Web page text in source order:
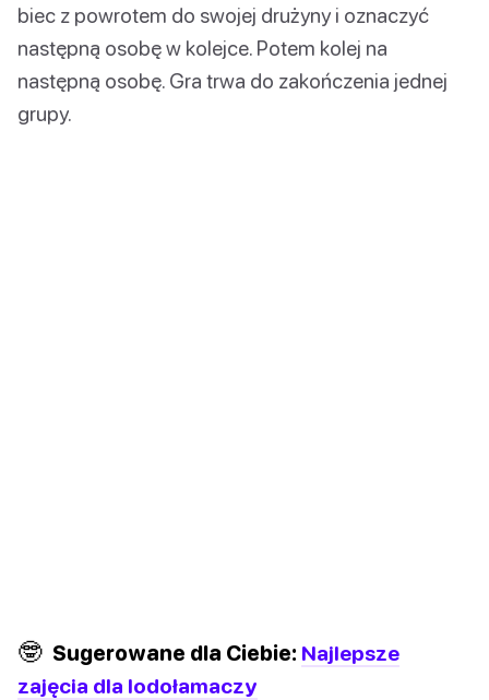
biec z powrotem do swojej drużyny i oznaczyć
następną osobę w kolejce. Potem kolej na
następną osobę. Gra trwa do zakończenia jednej
grupy.
🤓 Sugerowane dla Ciebie: Najlepsze
zajęcia dla lodołamaczy